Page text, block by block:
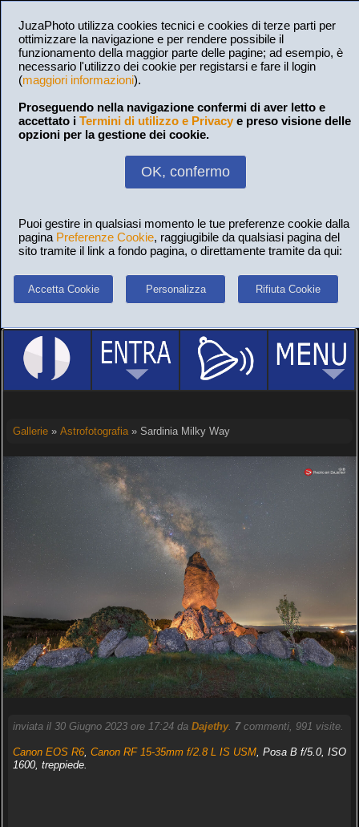
JuzaPhoto utilizza cookies tecnici e cookies di terze parti per
ottimizzare la navigazione e per rendere possibile il
funzionamento della maggior parte delle pagine; ad esempio, è
necessario l'utilizzo dei cookie per registarsi e fare il login
(maggiori informazioni).
Proseguendo nella navigazione confermi di aver letto e
accettato i Termini di utilizzo e Privacy e preso visione delle
opzioni per la gestione dei cookie.
OK, confermo
Puoi gestire in qualsiasi momento le tue preferenze cookie dalla
pagina Preferenze Cookie, raggiugibile da qualsiasi pagina del
sito tramite il link a fondo pagina, o direttamente tramite da qui:
Accetta Cookie Personalizza Rifiuta Cookie
Gallerie» Astrofotografia» Sardinia Milky Way
inviata il 30 Giugno 2023 ore 17:24 da Dajethy. 7commenti, 991 visite.
Canon EOS R6, Canon RF 15-35mm f/2.8 L IS USM, Posa B f/5.0, ISO
1600, treppiede.